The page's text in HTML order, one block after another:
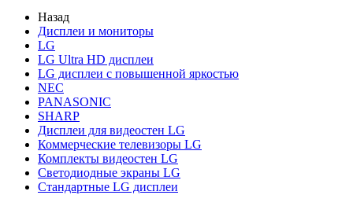
Назад
Дисплеи и мониторы
LG
LG Ultra HD дисплеи
LG дисплеи с повышенной яркостью
NEC
PANASONIC
SHARP
Дисплеи для видеостен LG
Коммерческие телевизоры LG
Комплекты видеостен LG
Светодиодные экраны LG
Стандартные LG дисплеи